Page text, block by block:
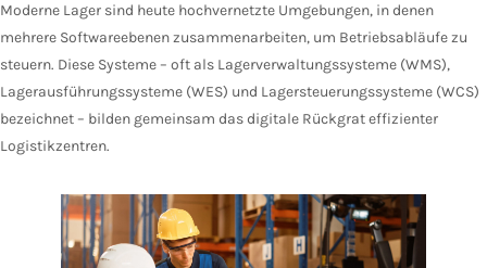
Moderne Lager sind heute hochvernetzte Umgebungen, in denen
mehrere Softwareebenen zusammenarbeiten, um Betriebsabläufe zu
steuern. Diese Systeme – oft als Lagerverwaltungssysteme (WMS),
Lagerausführungssysteme (WES) und Lagersteuerungssysteme (WCS)
bezeichnet – bilden gemeinsam das digitale Rückgrat effizienter
Logistikzentren.